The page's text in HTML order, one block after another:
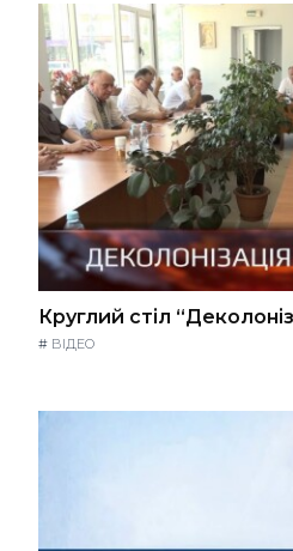
Круглий стіл
# ВІДЕО